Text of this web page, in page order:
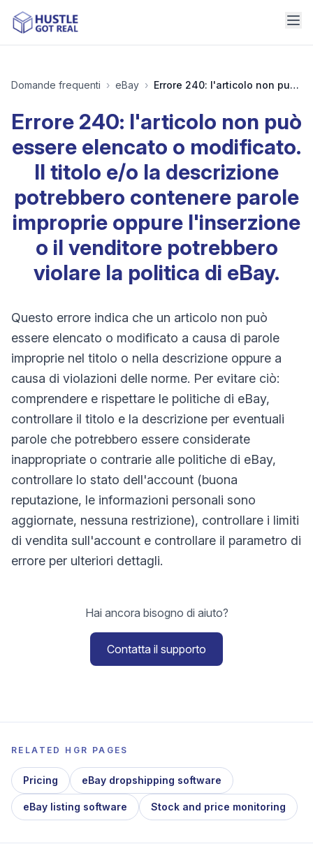
Domande frequenti › eBay › Errore 240: l'articolo non può essere elencato o modificato. Il titolo e/o la descrizione potrebbero contenere parole improprie oppure l'inserzione o il venditore potrebbero violare la politica di eBay.
Errore 240: l'articolo non può
essere elencato o modificato.
Il titolo e/o la descrizione
potrebbero contenere parole
improprie oppure l'inserzione
o il venditore potrebbero
violare la politica di eBay.
Questo errore indica che un articolo non può
essere elencato o modificato a causa di parole
improprie nel titolo o nella descrizione oppure a
causa di violazioni delle norme. Per evitare ciò:
comprendere e rispettare le politiche di eBay,
controllare il titolo e la descrizione per eventuali
parole che potrebbero essere considerate
inappropriate o contrarie alle politiche di eBay,
controllare lo stato dell'account (buona
reputazione, le informazioni personali sono
aggiornate, nessuna restrizione), controllare i limiti
di vendita sull'account e controllare il parametro di
errore per ulteriori dettagli.
Hai ancora bisogno di aiuto?
Contatta il supporto
RELATED HGR PAGES
Pricing eBay dropshipping software
eBay listing software Stock and price monitoring